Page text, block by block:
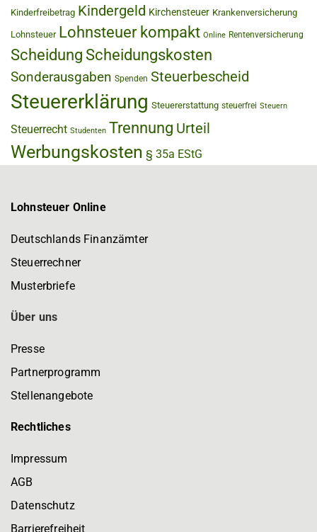
Kinderfreibetrag Kindergeld Kirchensteuer Krankenversicherung
Lohnsteuer Lohnsteuer kompakt Online Rentenversicherung
Scheidung Scheidungskosten
Sonderausgaben Spenden Steuerbescheid
Steuererklärung Steuererstattung steuerfrei Steuern
Steuerrecht Studenten Trennung Urteil
Werbungskosten § 35a EStG
Lohnsteuer Online
Deutschlands Finanzämter
Steuerrechner
Musterbriefe
Über uns
Presse
Partnerprogramm
Stellenangebote
Rechtliches
Impressum
AGB
Datenschutz
Barrierefreiheit